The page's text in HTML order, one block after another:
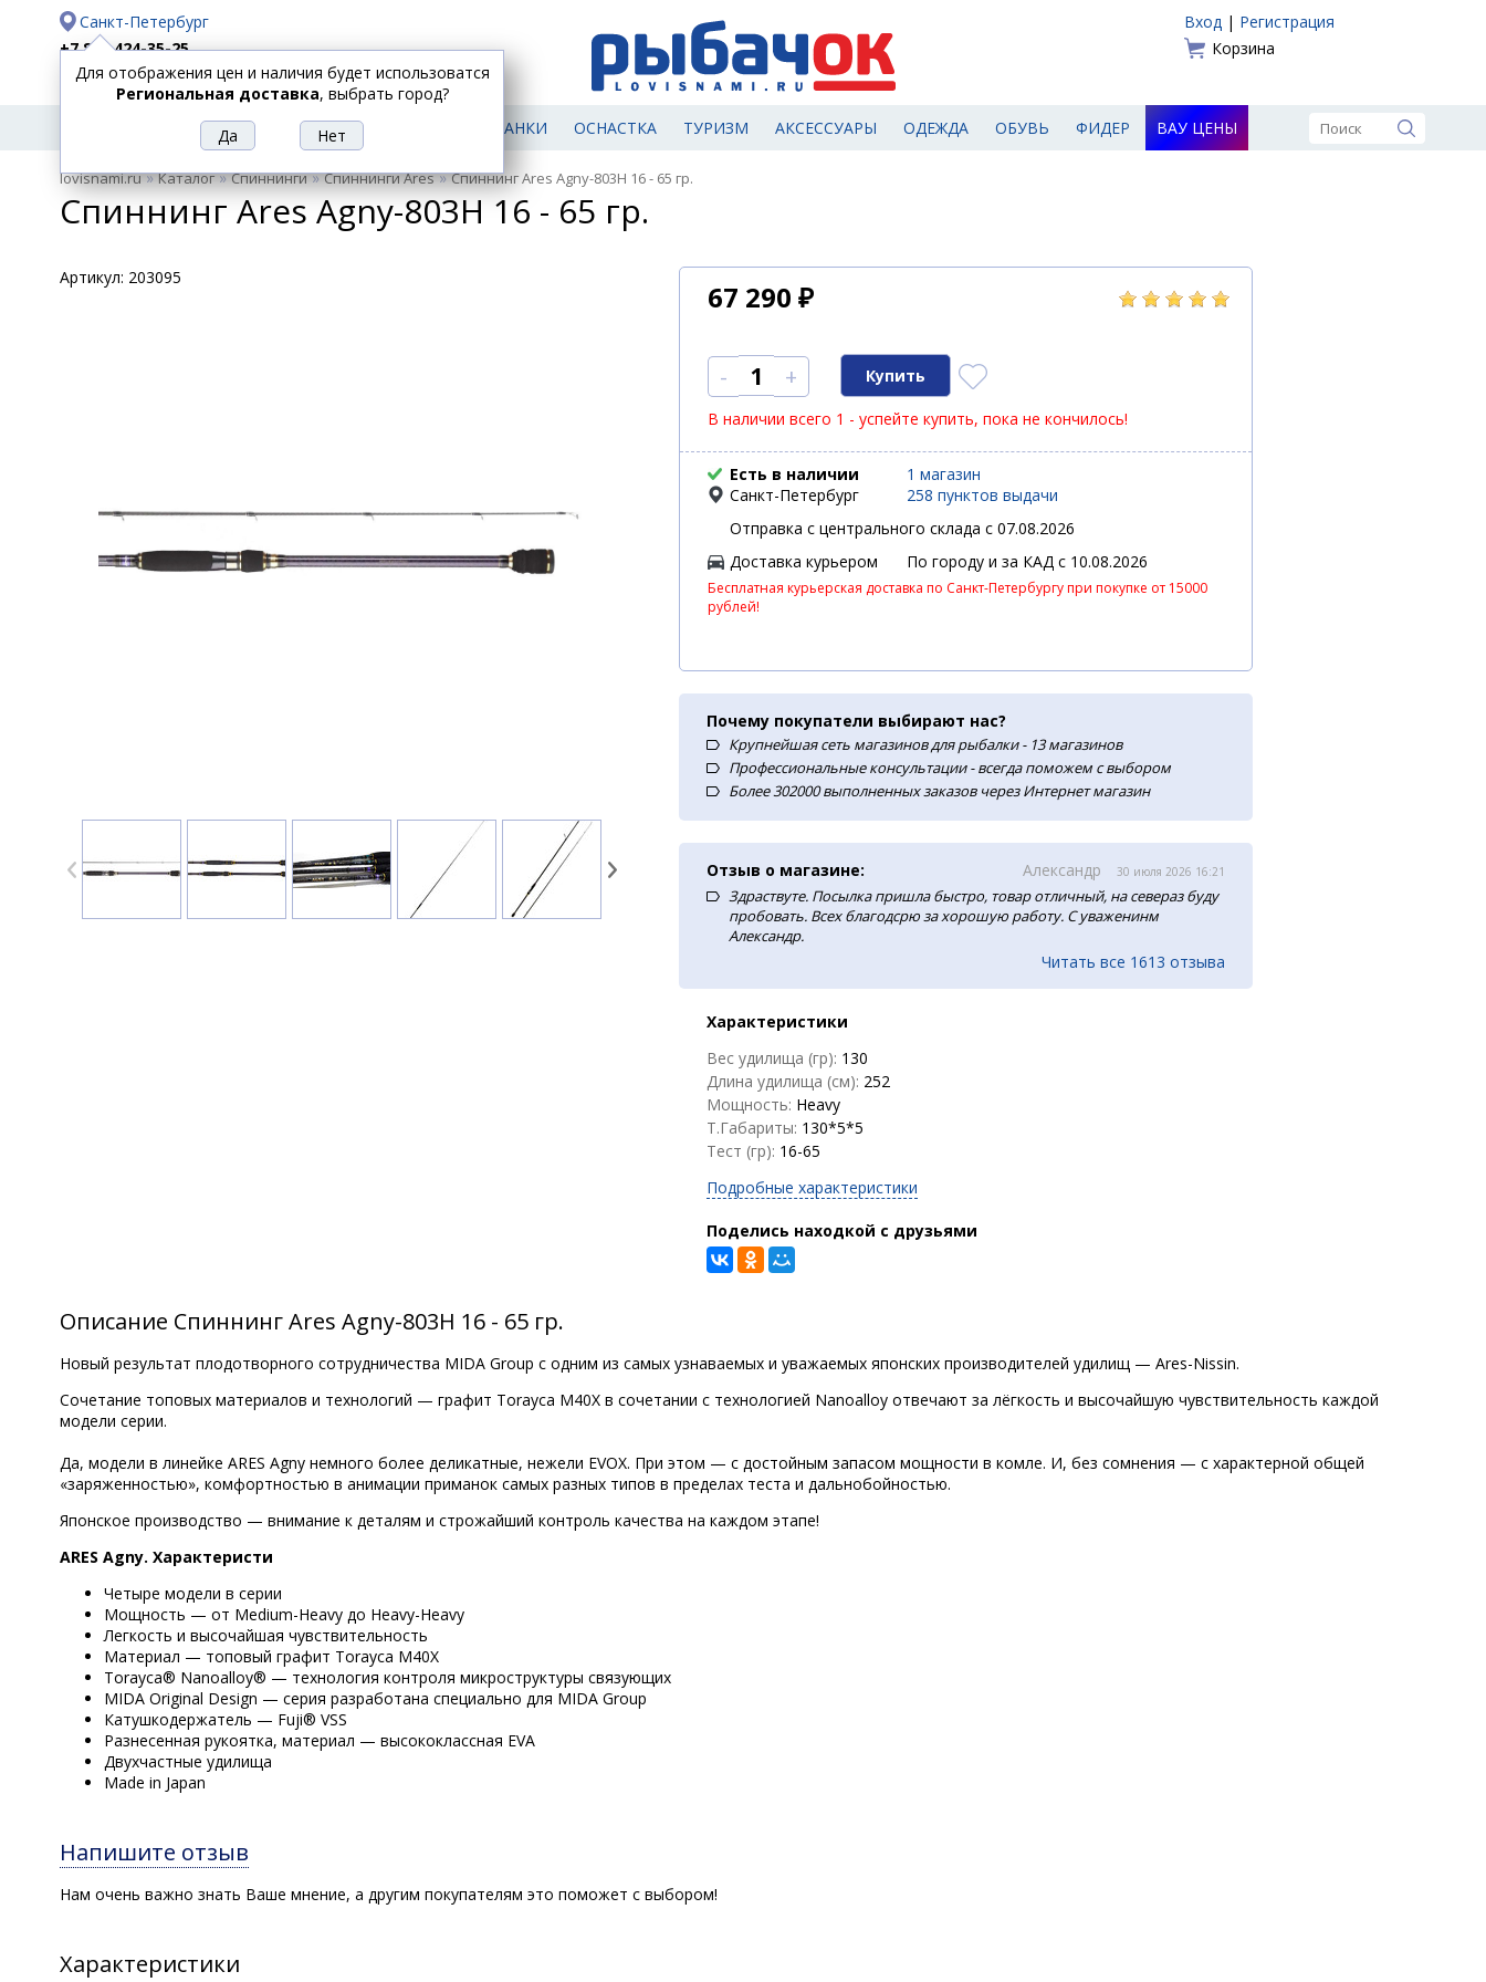
Санкт-Петербург
+7 812 424-35-25
Доставка
Оплата
Вход | Регистрация
Корзина
Для отображения цен и наличия будет использоватся
Региональная доставка, выбрать город?
РЫБОЛОВНЫЕ
ТОВАРЫ
СПИННИНГИ КАТУШКИ ПРИМАНКИ ОСНАСТКА ТУРИЗМ АКСЕССУАРЫ ОДЕЖДА ОБУВЬ ФИДЕР ВАУ ЦЕНЫ
lovisnami.ru»Каталог»Спиннинги»Спиннинги Ares»Спиннинг Ares Agny-803H 16 - 65 гр.
Спиннинг Ares Agny-803H 16 - 65 гр.
Артикул: 203095
67 290 ₽
- +
В наличии всего 1 - успейте купить, пока не кончилось!
Есть в наличии
1 магазин
Санкт-Петербург
258 пунктов выдачи
Отправка с центрального склада с 07.08.2026
Доставка курьером
По городу и за КАД c 10.08.2026
Бесплатная курьерская доставка по Санкт-Петербургу при покупке от 15000
рублей!
Почему покупатели выбирают нас?
Крупнейшая сеть магазинов для рыбалки - 13 магазинов
Профессиональные консультации - всегда поможем с выбором
Более 302000 выполненных заказов через Интернет магазин
Отзыв о магазине: Александр 30 июля 2026 16:21
Здраствуте. Посылка пришла быстро, товар отличный, на севераз буду
пробовать. Всех благодсрю за хорошую работу. С уваженинм
Александр.
Читать все 1613 отзыва
Характеристики
Вес удилища (гр): 130
Длина удилища (см): 252
Мощность: Heavy
Т.Габариты: 130*5*5
Тест (гр): 16-65
Подробные характеристики
Поделись находкой с друзьями
Описание Спиннинг Ares Agny-803H 16 - 65 гр.
Новый результат плодотворного сотрудничества MIDA Group с одним из самых узнаваемых и уважаемых японских производителей удилищ — Ares-Nissin.
Сочетание топовых материалов и технологий — графит Torayca M40X в сочетании с технологией Nanoalloy отвечают за лёгкость и высочайшую чувствительность каждой
модели серии.
Да, модели в линейке ARES Agny немного более деликатные, нежели EVOX. При этом — с достойным запасом мощности в комле. И, без сомнения — с характерной общей
«заряженностью», комфортностью в анимации приманок самых разных типов в пределах теста и дальнобойностью.
Японское производство — внимание к деталям и строжайший контроль качества на каждом этапе!
ARES Agny. Характеристи
Четыре модели в серии
Мощность — от Medium-Heavy до Heavy-Heavy
Легкость и высочайшая чувствительность
Материал — топовый графит Torayca M40X
Torayca® Nanoalloy® — технология контроля микроструктуры связующих
MIDA Original Design — серия разработана специально для MIDA Group
Катушкодержатель — Fuji® VSS
Разнесенная рукоятка, материал — высококлассная EVA
Двухчастные удилища
Made in Japan
Напишите отзыв
Нам очень важно знать Ваше мнение, а другим покупателям это поможет с выбором!
Характеристики